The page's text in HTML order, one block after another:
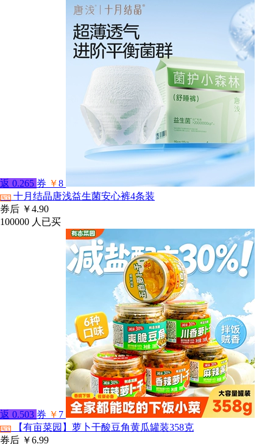
返 0.265 券 ￥8
淘宝 十月结晶唐浅益生菌安心裤4条装
券后 ￥4.90
100000 人已买
返 0.503 券 ￥ 7
淘宝
【有亩菜园】萝卜干酸豆角黄瓜罐装358克
券后 ￥6.99